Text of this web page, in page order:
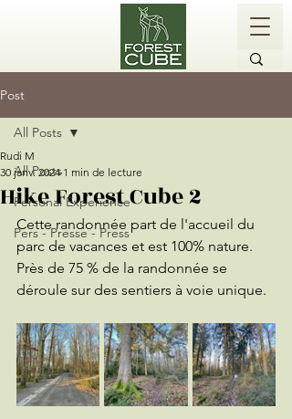
Post
All Posts
Personal Experience
Pers - Presse - Press
All Posts
Hike Forest Cube 2
Rudi M
30 janv. 2024 1 min de lecture
Cette randonnée part de l'accueil du
parc de vacances et est 100% nature.
Près de 75 % de la randonnée se
déroule sur des sentiers à voie unique.